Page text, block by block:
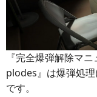
『完全爆弾解除マ
plodes』は爆弾処
です。